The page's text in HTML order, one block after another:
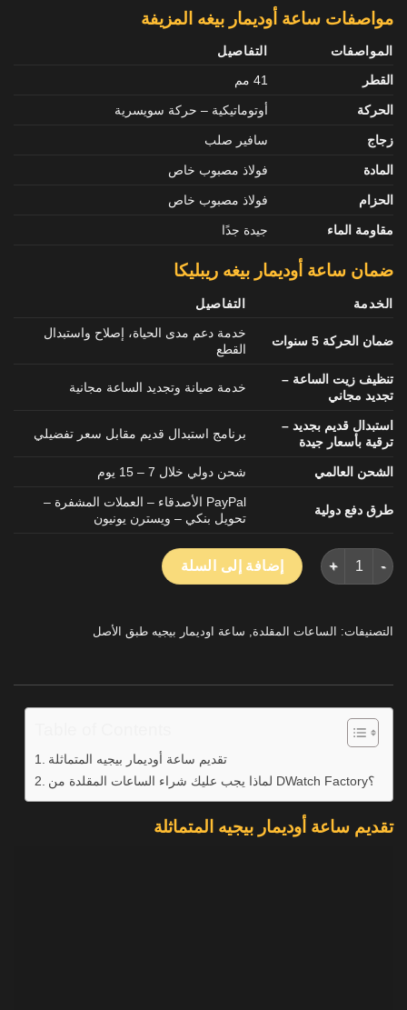
مواصفات ساعة أوديمار بيغه المزيفة
المواصفات
التفاصيل
القطر
41 مم
الحركة أوتوماتيكية – حركة سويسرية
زجاج سافير صلب
المادة فولاذ مصبوب خاص
الحزام فولاذ مصبوب خاص
مقاومة الماء جيدة جدًا
ضمان ساعة أوديمار بيغه ريبليكا
الخدمة التفاصيل
ضمان الحركة 5 سنوات
خدمة دعم مدى الحياة، إصلاح واستبدال
القطع
تنظيف زيت الساعة –
تجديد مجاني
خدمة صيانة وتجديد الساعة مجانية
استبدال قديم بجديد –
ترقية بأسعار جيدة
برنامج استبدال قديم مقابل سعر تفضيلي
الشحن العالمي شحن دولي خلال 7 – 15 يوم
طرق دفع دولية
PayPal الأصدقاء – العملات المشفرة –
تحويل بنكي – ويسترن يونيون
كمية اوديمارس بيجيه رويال اوك 15510OR 50th الأزرق الهاتفي طبق الاصل ووتش IPF 41mm
إضافة إلى السلة
التصنيفات: الساعات المقلدة ساعة اوديمار بيجيه طبق الأصل
تقديم ساعة أوديمار بيجيه المتماثلة
لماذا يجب عليك شراء الساعات المقلدة من DWatch Factory؟
تقديم ساعة أوديمار بيجيه المتماثلة